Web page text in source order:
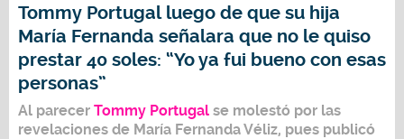
Tommy Portugal luego de que su hija
María Fernanda señalara que no le quiso
prestar 40 soles: “Yo ya fui bueno con esas
personas”
Al parecer Tommy Portugal se molestó por las
revelaciones de María Fernanda Véliz, pues publicó